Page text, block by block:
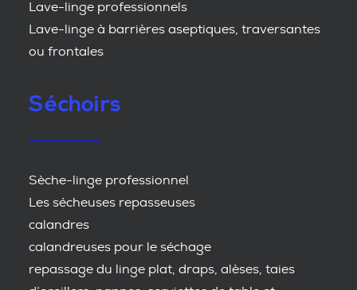
Lave-linge professionnels
Lave-linge à barrières aseptiques, traversantes
ou frontales
Séchoirs
Sèche-linge professionnel
Les sécheuses repasseuses
calandres
calandreuses pour le séchage
repassage du linge plat, draps, alèses, taies